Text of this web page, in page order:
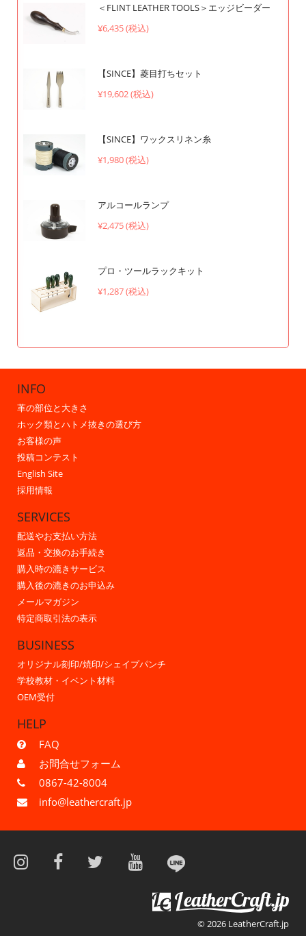
＜FLINT LEATHER TOOLS＞エッジビーダー
¥6,435 (税込)
【SINCE】菱目打ちセット
¥19,602 (税込)
【SINCE】ワックスリネン糸
¥1,980 (税込)
アルコールランプ
¥2,475 (税込)
プロ・ツールラックキット
¥1,287 (税込)
INFO
革の部位と大きさ
ホック類とハトメ抜きの選び方
お客様の声
投稿コンテスト
English Site
採用情報
SERVICES
配送やお支払い方法
返品・交換のお手続き
購入時の漉きサービス
購入後の漉きのお申込み
メールマガジン
特定商取引法の表示
BUSINESS
オリジナル刻印/焼印/シェイプパンチ
学校教材・イベント材料
OEM受付
HELP
FAQ
お問合せフォーム
0867-42-8004
info@leathercraft.jp
© 2026 LeatherCraft.jp